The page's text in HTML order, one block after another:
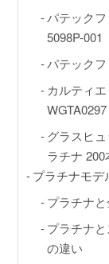
パテック
5098P-001
パテック
カルティ
WGTA0297
グラスヒ
ラチナ
プラチナモデ
プラチナ
プラチナ
の違い